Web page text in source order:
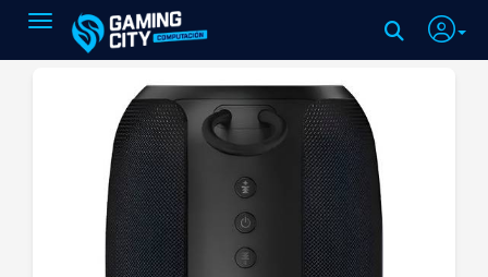
Toggle navigation